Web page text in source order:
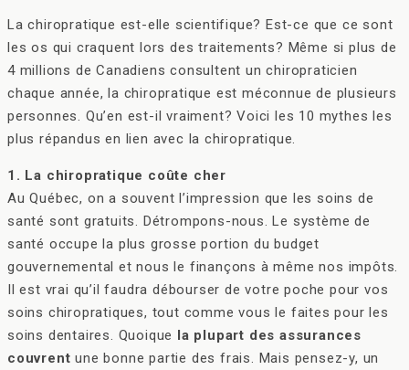
La chiropratique est-elle scientifique? Est-ce que ce sont
les os qui craquent lors des traitements? Même si plus de
4 millions de Canadiens consultent un chiropraticien
chaque année, la chiropratique est méconnue de plusieurs
personnes. Qu’en est-il vraiment? Voici les 10 mythes les
plus répandus en lien avec la chiropratique.
1. La chiropratique coûte cher
Au Québec, on a souvent l’impression que les soins de
santé sont gratuits. Détrompons-nous. Le système de
santé occupe la plus grosse portion du budget
gouvernemental et nous le finançons à même nos impôts.
Il est vrai qu’il faudra débourser de votre poche pour vos
soins chiropratiques, tout comme vous le faites pour les
soins dentaires. Quoique la plupart des assurances
couvrent une bonne partie des frais. Mais pensez-y, un